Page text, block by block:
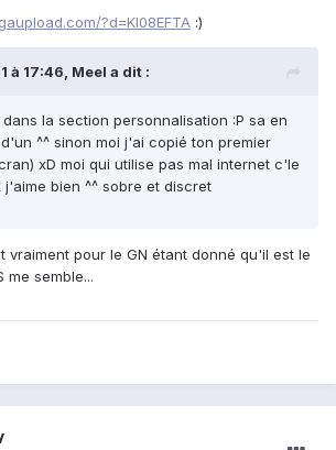
?d=KI08EFTA :)
à 17:46, Meel a dit :
la section personnalisation :P sa en
^^ sinon moi j'ai copié ton premier
xD moi qui utilise pas mal internet c'le
j'aime bien ^^ sobre et discret
vraiment pour le GN étant donné qu'il est le
me semble...